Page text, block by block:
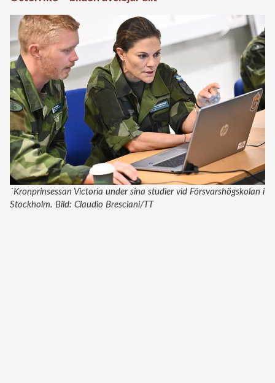
´Kronprinsessan Victoria under sina studier vid Försvarshögskolan i
Stockholm. Bild: Claudio Bresciani/TT